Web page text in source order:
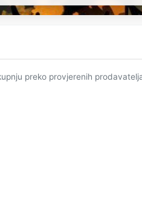
preko provjerenih